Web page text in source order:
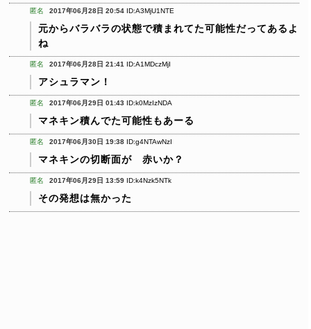
匿名 2017年06月28日 20:54 ID:A3MjU1NTE
元からバラバラの状態で積まれてた可能性だってあるよ
ね
匿名 2017年06月28日 21:41 ID:A1MDczMjI
アシュラマン！
匿名 2017年06月29日 01:43 ID:k0MzIzNDA
マネキン積んでた可能性もあーる
匿名 2017年06月30日 19:38 ID:g4NTAwNzI
マネキンの切断面が 赤いか？
匿名 2017年06月29日 13:59 ID:k4Nzk5NTk
その発想は無かった